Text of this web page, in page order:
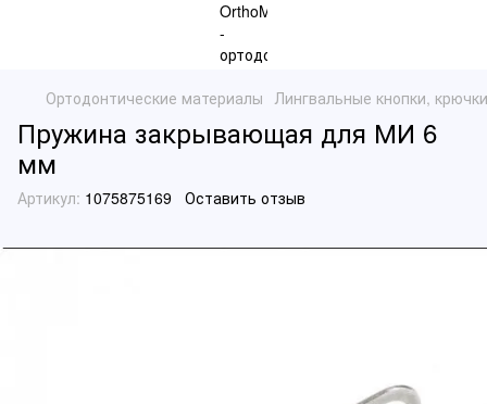
Ортодонтические материалы Лингвальные кнопки,
Пружина закрывающая для МИ 6
мм
Артикул: 1075875169 Оставить отзыв